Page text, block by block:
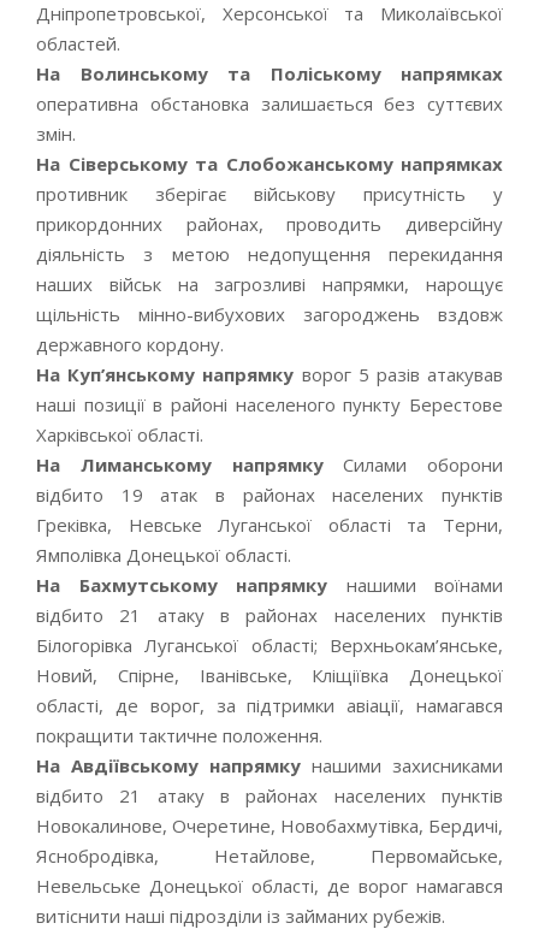
Дніпропетровської, Херсонської та Миколаївської
областей.
На Волинському та Поліському напрямках
оперативна обстановка залишається без суттєвих
змін.
На Сіверському та Слобожанському напрямках
противник зберігає військову присутність у
прикордонних районах, проводить диверсійну
діяльність з метою недопущення перекидання
наших військ на загрозливі напрямки, нарощує
щільність мінно-вибухових загороджень вздовж
державного кордону.
На Куп’янському напрямку ворог 5 разів атакував
наші позиції в районі населеного пункту Берестове
Харківської області.
На Лиманському напрямкуСилами оборони
відбито 19 атак в районах населених пунктів
Греківка, Невське Луганської області та Терни,
Ямполівка Донецької області.
На Бахмутському напрямку нашими воїнами
відбито 21 атаку в районах населених пунктів
Білогорівка Луганської області; Верхньокам’янське,
Новий, Спірне, Іванівське, Кліщіївка Донецької
області, де ворог, за підтримки авіації, намагався
покращити тактичне положення.
На Авдіївському напрямку нашими захисниками
відбито 21 атаку в районах населених пунктів
Новокалинове, Очеретине, Новобахмутівка, Бердичі,
Яснобродівка, Нетайлове, Первомайське,
Невельське Донецької області, де ворог намагався
витіснити наші підрозділи із займаних рубежів.